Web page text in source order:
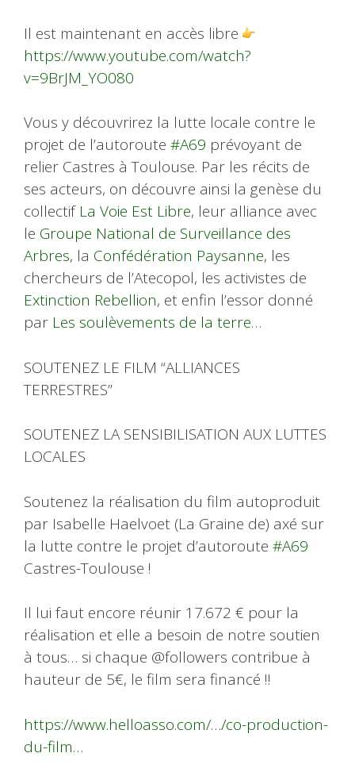
Il est maintenant en accès libre
https://www.youtube.com/watch?
v=9BrJM_YO080
Vous y découvrirez la lutte locale contre le
projet de l’autoroute #A69 prévoyant de
relier Castres à Toulouse. Par les récits de
ses acteurs, on découvre ainsi la genèse du
collectif La Voie Est Libre, leur alliance avec
le Groupe National de Surveillance des
Arbres, la Confédération Paysanne, les
chercheurs de l’Atecopol, les activistes de
Extinction Rebellion, et enfin l’essor donné
par Les soulèvements de la terre…
SOUTENEZ LE FILM “ALLIANCES
TERRESTRES”
SOUTENEZ LA SENSIBILISATION AUX LUTTES
LOCALES
Soutenez la réalisation du film autoproduit
par Isabelle Haelvoet (La Graine de) axé sur
la lutte contre le projet d’autoroute #A69
Castres-Toulouse !
Il lui faut encore réunir 17.672 € pour la
réalisation et elle a besoin de notre soutien
à tous… si chaque @followers contribue à
hauteur de 5€, le film sera financé !!
https://www.helloasso.com/…/co-production-
du-film…